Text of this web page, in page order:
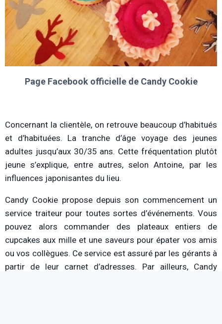
Page Facebook officielle de Candy Cookie
Concernant la clientèle, on retrouve beaucoup d’habitués
et d’habituées. La tranche d’âge voyage des jeunes
adultes jusqu’aux 30/35 ans. Cette fréquentation plutôt
jeune s’explique, entre autres, selon Antoine, par les
influences japonisantes du lieu.
Candy Cookie propose depuis son commencement un
service traiteur pour toutes sortes d’événements. Vous
pouvez alors commander des plateaux entiers de
cupcakes aux mille et une saveurs pour épater vos amis
ou vos collègues. Ce service est assuré par les gérants à
partir de leur carnet d’adresses. Par ailleurs, Candy